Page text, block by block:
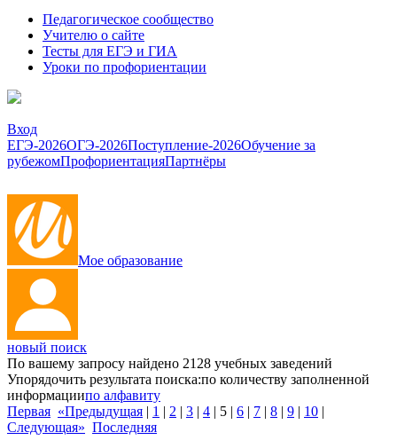
Педагогическое сообщество
Учителю о сайте
Тесты для ЕГЭ и ГИА
Уроки по профориентации
Вход
ЕГЭ-2026ОГЭ-2026Поступление-2026Обучение за
рубежомПрофориентацияПартнёры
Мое образование
новый поиск
По вашему запросу найдено 2128 учебных заведений
Упорядочить результата поиска:по количеству заполненной
информациипо алфавиту
Первая «Предыдущая | 1 | 2 | 3 | 4 | 5 | 6 | 7 | 8 | 9 | 10 |
Следующая» Последняя